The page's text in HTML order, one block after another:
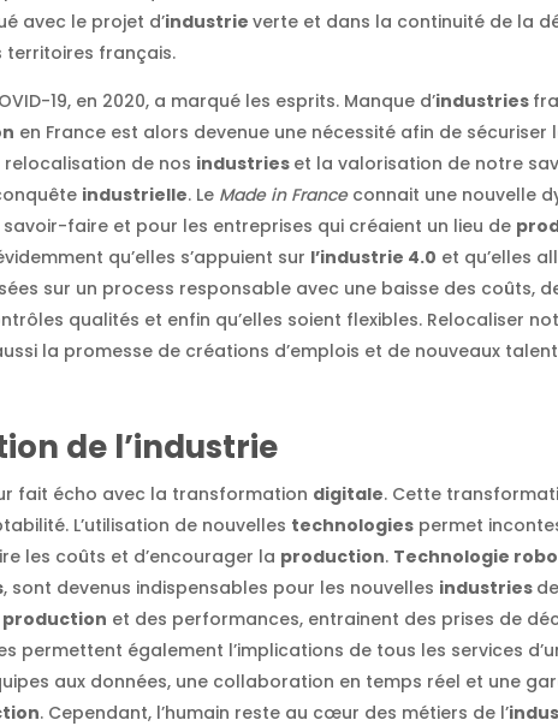
avec le projet d’industrieverte et dans la continuité de la
territoires français.
19, en 2020, a marqué les esprits. Manque d’industries
en France est alors devenue une nécessité afin de sécuriser
de nos industries et la valorisation de notre
industrielle. Le Made in Franceconnait une nouvelle
faire et pour les entreprises qui créaient un lieu de
qu’elles s’appuient sur l’industrie 4.0 et qu’elles
sur un process responsable avec une baisse des coûts,
qualités et enfin qu’elles soient flexibles. Relocaliser
la promesse de créations d’emplois et de nouveaux
de l’industrie
fait écho avec la transformation digitale. Cette
L’utilisation de nouvelles technologies permet
les coûts et d’encourager la production. Technologie
, sont devenus indispensables pour les nouvelles industries
production et des performances, entrainent des prises de
permettent également l’implications de tous les services
aux données, une collaboration en temps réel et une
. Cependant, l’humain reste au cœur des métiers de l’